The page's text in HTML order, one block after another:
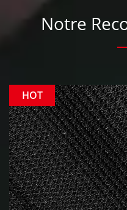
Notre
HOT